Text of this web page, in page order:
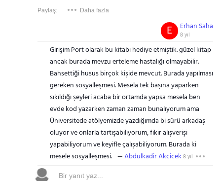
Paylaş: Daha fazla
Erhan Saha
8 yıl
E
Girişim Port olarak bu kitabı hediye etmiştik. güzel kitap
ancak burada mevzu erteleme hastalığı olmayabilir.
Bahsettiği husus birçok kişide mevcut. Burada yapılması
gereken sosyalleşmesi. Mesela tek başına yaparken
sıkıldığı şeyleri acaba bir ortamda yapsa mesela ben
evde kod yazarken zaman zaman bunalıyorum ama
Üniversitede atölyemizde yazdığımda bi sürü arkadaş
oluyor ve onlarla tartışabiliyorum, fikir alışverişi
yapabiliyorum ve keyifle çalışabiliyorum. Burada ki
mesele sosyalleşmesi.
Abdulkadir Akcicek 8 yıl